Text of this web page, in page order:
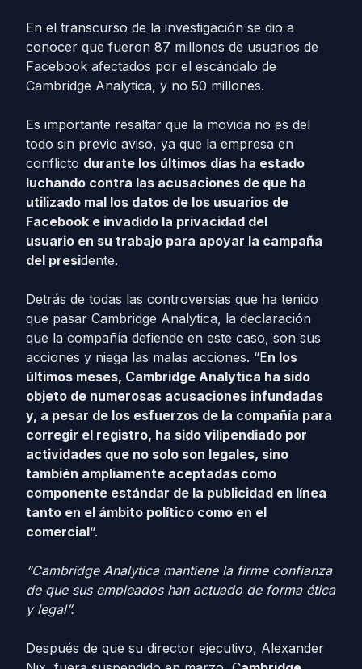
En el transcurso de la investigación se dio a
conocer que fueron 87 millones de usuarios de
Facebook afectados por el escándalo de
Cambridge Analytica, y no 50 millones.
Es importante resaltar que la movida no es del
todo sin previo aviso, ya que la empresa en
conflicto durante los últimos días ha estado
luchando contra las acusaciones de que ha
utilizado mal los datos de los usuarios de
Facebook e invadido la privacidad del
usuario en su trabajo para apoyar la campaña
del presidente.
Detrás de todas las controversias que ha tenido
que pasar Cambridge Analytica, la declaración
que la compañía defiende en este caso, son sus
acciones y niega las malas acciones. “En los
últimos meses, Cambridge Analytica ha sido
objeto de numerosas acusaciones infundadas
y, a pesar de los esfuerzos de la compañía para
corregir el registro, ha sido vilipendiado por
actividades que no solo son legales, sino
también ampliamente aceptadas como
componente estándar de la publicidad en línea
tanto en el ámbito político como en el
comercial“.
“Cambridge Analytica mantiene la firme confianza
de que sus empleados han actuado de forma ética
y legal”.
Después de que su director ejecutivo, Alexander